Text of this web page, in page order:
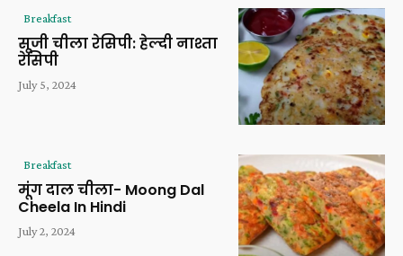
Breakfast
सूजी चीला रेसिपी: हेल्दी नाश्ता
रेसिपी
July 5, 2024
Breakfast
मूंग दाल चीला- Moong Dal
Cheela In Hindi
July 2, 2024